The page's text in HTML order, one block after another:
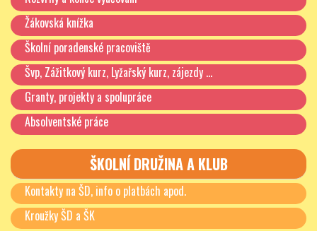
Jaká jsou Vaše práva týkající se zpracování
osobních údajů?
Dotazy a kontakty
Změny těchto zásad
Kdo je správcem Vašich osobních
Správcem údajů je Základní škola, Praha 8, Burešova 14,
se sídlem Praha 8, Burešova 14/1130, IČO: 60 43 33 45.
Škola určuje, jakým způsobem a za jakým účelem se
osobní údaje budou zpracovávat. Kontaktní údaje Školy
a jmenovanéhoPověřence pro ochranu osobních
Žákovská knížka
Školní poradenské pracoviště
Švp, Zážitkový kurz, Lyžařský kurz, zájezdy …
Granty, projekty a spolupráce
Absolventské práce
ŠKOLNÍ DRUŽINA A KLUB
Kontakty na ŠD, info o platbách apod.
Kroužky ŠD a ŠK